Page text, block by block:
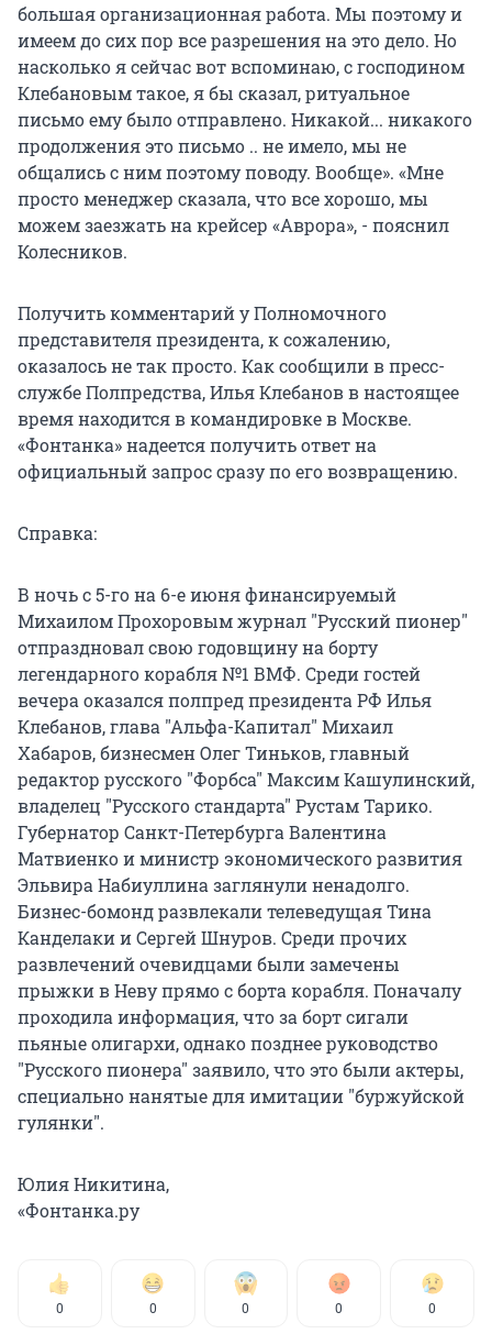
большая организационная работа. Мы поэтому и
имеем до сих пор все разрешения на это дело. Но
насколько я сейчас вот вспоминаю, с господином
Клебановым такое, я бы сказал, ритуальное
письмо ему было отправлено. Никакой... никакого
продолжения это письмо .. не имело, мы не
общались с ним поэтому поводу. Вообще». «Мне
просто менеджер сказала, что все хорошо, мы
можем заезжать на крейсер «Аврора», - пояснил
Колесников.
Получить комментарий у Полномочного
представителя президента, к сожалению,
оказалось не так просто. Как сообщили в пресс-
службе Полпредства, Илья Клебанов в настоящее
время находится в командировке в Москве.
«Фонтанка» надеется получить ответ на
официальный запрос сразу по его возвращению.
Справка:
В ночь с 5-го на 6-е июня финансируемый
Михаилом Прохоровым журнал "Русский пионер"
отпраздновал свою годовщину на борту
легендарного корабля №1 ВМФ. Среди гостей
вечера оказался полпред президента РФ Илья
Клебанов, глава "Альфа-Капитал" Михаил
Хабаров, бизнесмен Олег Тиньков, главный
редактор русского "Форбса" Максим Кашулинский,
владелец "Русского стандарта" Рустам Тарико.
Губернатор Санкт-Петербурга Валентина
Матвиенко и министр экономического развития
Эльвира Набиуллина заглянули ненадолго.
Бизнес-бомонд развлекали телеведущая Тина
Канделаки и Сергей Шнуров. Среди прочих
развлечений очевидцами были замечены
прыжки в Неву прямо с борта корабля. Поначалу
проходила информация, что за борт сигали
пьяные олигархи, однако позднее руководство
"Русского пионера" заявило, что это были актеры,
специально нанятые для имитации "буржуйской
гулянки".
Юлия Никитина,
«Фонтанка.ру
0 0 0 0 0